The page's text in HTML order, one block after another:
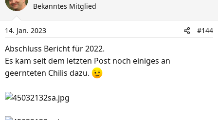
k
t
i
o
n
e
n
:
Bekanntes Mitglied
14. Jan. 2023 #144
Abschluss Bericht für 2022.
Es kam seit dem letzten Post noch einiges an
geernteten Chilis dazu.